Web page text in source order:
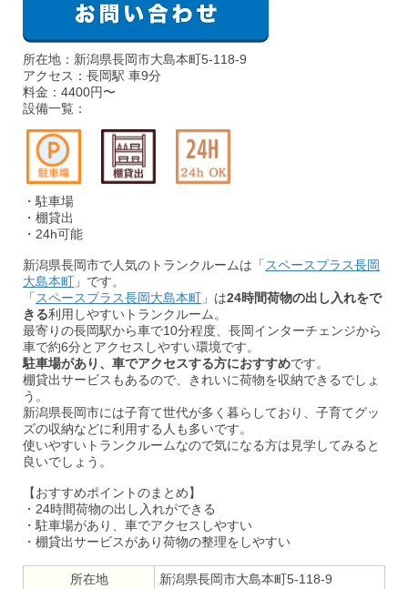
所在地：新潟県長岡市大島本町5-118-9
アクセス：長岡駅 車9分
料金：4400円〜
設備一覧：
・駐車場
・棚貸出
・24h可能
新潟県長岡市で人気のトランクルームは「 スペースプラス長岡
大島本町 」です。
「 スペースプラス長岡大島本町 」は24時間荷物の出し入れをで
きる利用しやすいトランクルーム。
最寄りの長岡駅から車で10分程度、長岡インターチェンジから
車で約6分とアクセスしやすい環境です。
駐車場があり、車でアクセスする方におすすめです。
棚貸出サービスもあるので、きれいに荷物を収納できるでしょ
う。
新潟県長岡市には子育て世代が多く暮らしており、子育てグッ
ズの収納などに利用する人も多いです。
使いやすいトランクルームなので気になる方は見学してみると
良いでしょう。
【おすすめポイントのまとめ】
・24時間荷物の出し入れができる
・駐車場があり、車でアクセスしやすい
・棚貸出サービスがあり荷物の整理をしやすい
所在地
新潟県長岡市大島本町5-118-9